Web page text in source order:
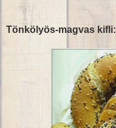
Tönkölyös-magvas kifli: